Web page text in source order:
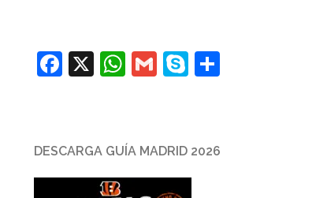
Facebook
X WhatsApp
Gmail
Skype
DESCARGA GUÍA MADRID 2026